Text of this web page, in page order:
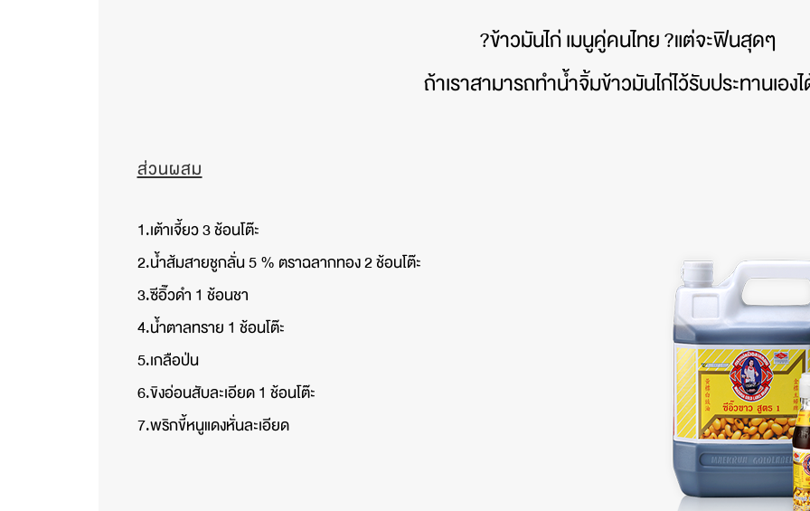
?ข้าวมันไก่ เมนูคู่คนไทย?แต่จะฟินสุดๆ
ถ้าเราสามารถทำน้ำจิ้มข้าวมันไก่ไว้รับประทานเอง
ส่วนผสม
1.เต้าเจี้ยว 3 ช้อนโต๊ะ
2.น้ำส้มสายชูกลั่น 5 % ตราฉลากทอง 2 ช้อนโต๊ะ
3.ซีอิ๊วดำ 1 ช้อนชา
4.น้ำตาลทราย 1 ช้อนโต๊ะ
5.เกลือป่น
6.ขิงอ่อนสับละเอียด 1 ช้อนโต๊ะ
7.พริกขี้หนูแดงหั่นละเอียด